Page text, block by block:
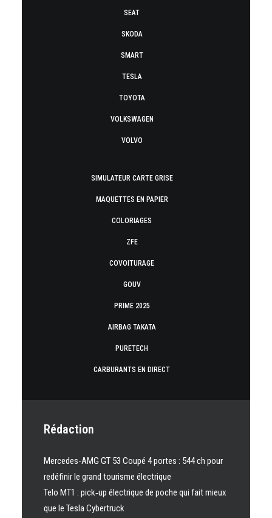
SEAT
SKODA
SMART
TESLA
TOYOTA
VOLKSWAGEN
VOLVO
SIMULATEUR CARTE GRISE
MAQUETTES EN PAPIER
COLORIAGES
ZFE
COVOITURAGE
GOUV
PRIME 2025
AIRBAG TAKATA
PURETECH
CARBURANTS EN DIRECT
Rédaction
Mercedes-AMG GT 53 Coupé 4 portes : 544 ch pour
redéfinir le grand tourisme électrique
Telo MT1 : pick‑up électrique de poche qui fait mieux
que le Tesla Cybertruck